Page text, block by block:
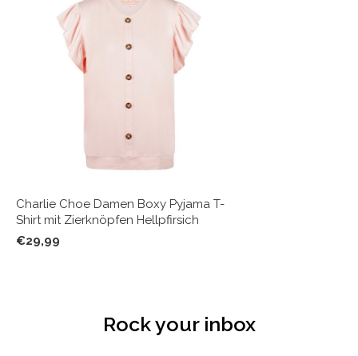
Charlie Choe Damen Boxy Pyjama T-
Shirt mit Zierknöpfen Hellpfirsich
€29,99
Rock your inbox